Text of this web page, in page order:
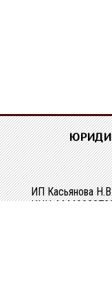
ИП Касьянова
ИНН